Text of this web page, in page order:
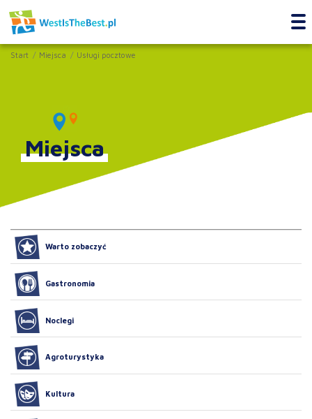
Start Miejsca Usługi pocztowe
Miejsca
Warto zobaczyć
Gastronomia
Noclegi
Agroturystyka
Kultura